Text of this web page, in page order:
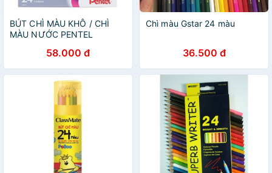
BÚT CHÌ MÀU KHÔ / CHÌ
MÀU NƯỚC PENTEL
58.000 đ
Chì màu Gstar 24 màu
36.500 đ